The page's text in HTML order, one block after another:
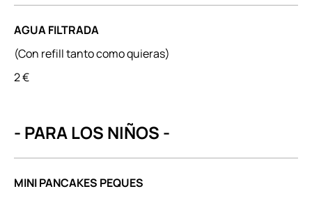
AGUA FILTRADA
(Con refill tanto como quieras)
2 €
- PARA LOS NIÑOS -
MINI PANCAKES PEQUES